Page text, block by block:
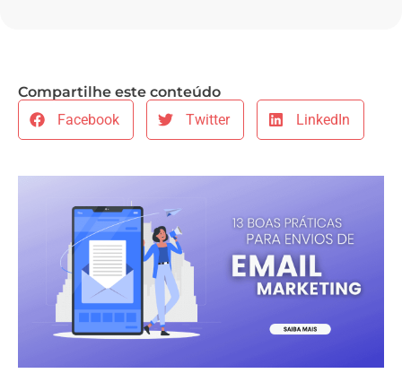
Compartilhe este conteúdo
Facebook
Twitter LinkedIn